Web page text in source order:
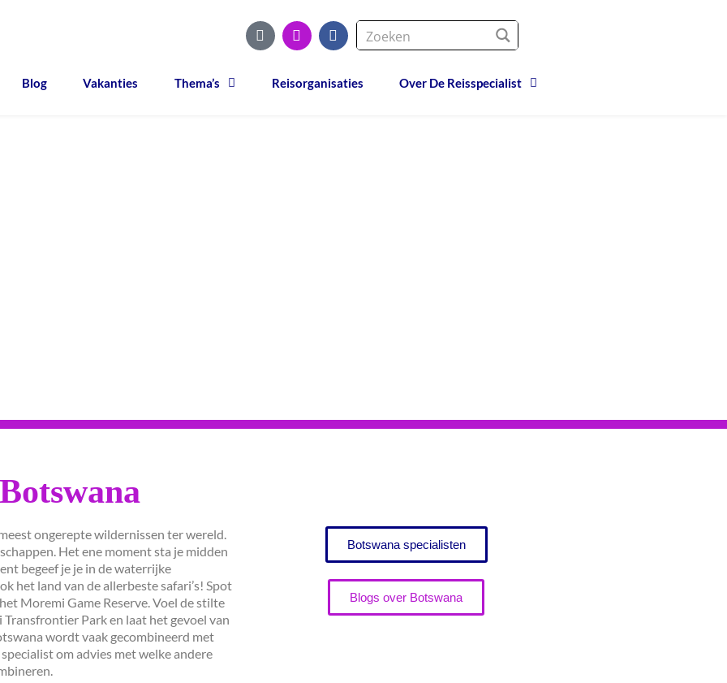
Blog Vakanties Thema’s Reisorganisaties Over De Reisspecialist
Botswana
ongerepte wildernissen ter wereld.
Het ene moment sta je midden
begeef je je in de waterrijke
het land van de allerbeste safari’s! Spot
Moremi Game Reserve. Voel de stilte
Park en laat het gevoel van
wordt vaak gecombineerd met
om advies met welke andere
Botswana specialisten
Blogs over Botswana